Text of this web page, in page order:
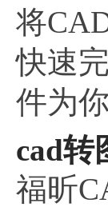
将
快速
件为
cad转
福昕